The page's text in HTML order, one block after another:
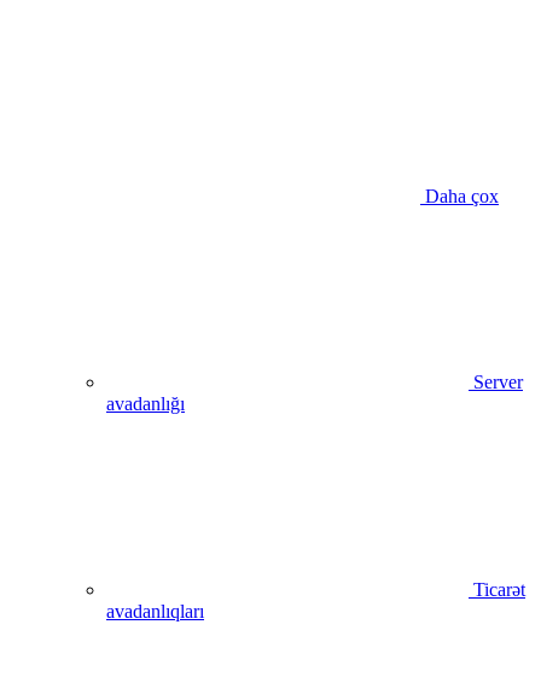
Daha çox
Server
avadanlığı
Ticarət
avadanlıqları